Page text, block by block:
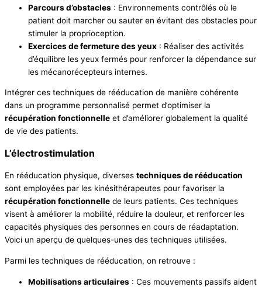
Parcours d’obstacles : Environnements contrôlés où le
patient doit marcher ou sauter en évitant des obstacles pour
stimuler la proprioception.
Exercices de fermeture des yeux : Réaliser des activités
d’équilibre les yeux fermés pour renforcer la dépendance sur
les mécanorécepteurs internes.
Intégrer ces techniques de rééducation de manière cohérente
dans un programme personnalisé permet d’optimiser la
récupération fonctionnelle et d’améliorer globalement la qualité
de vie des patients.
L’électrostimulation
En rééducation physique, diverses techniques de rééducation
sont employées par les kinésithérapeutes pour favoriser la
récupération fonctionnelle de leurs patients. Ces techniques
visent à améliorer la mobilité, réduire la douleur, et renforcer les
capacités physiques des personnes en cours de réadaptation.
Voici un aperçu de quelques-unes des techniques utilisées.
Parmi les techniques de rééducation, on retrouve :
Mobilisations articulaires : Ces mouvements passifs aident